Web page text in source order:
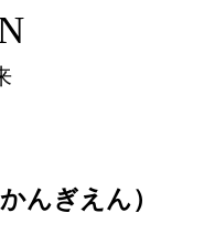
んぎえん）